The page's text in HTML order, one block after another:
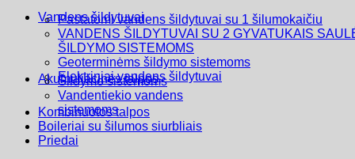
Vandens šildytuvai
Pastatomi vandens šildytuvai su 1 šilumokaičiu
VANDENS ŠILDYTUVAI SU 2 GYVATUKAIS
ŠILDYMO SISTEMOMS
Geoterminėms šildymo sistemoms
Elektriniai vandens šildytuvai
Akumuliacinės talpos
Šildymo sistemoms
Vandentiekio vandens
sistemoms
Kombinuotos talpos
Boileriai su šilumos siurbliais
Priedai